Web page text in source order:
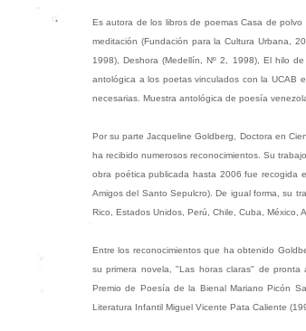
Es autora de los libros de poemas Casa de
meditación (Fundación para la Cultura Urbana,
1998), Deshora (Medellín, Nº 2, 1998), El hilo
antológica a los poetas vinculados con la UCAB
necesarias. Muestra antológica de poesía
Por su parte Jacqueline Goldberg, Doctora en
ha recibido numerosos reconocimientos. Su
obra poética publicada hasta 2006 fue recogida
Amigos del Santo Sepulcro). De igual forma, su
Rico, Estados Unidos, Perú, Chile, Cuba, México,
Entre los reconocimientos que ha obtenido
su primera novela, "Las horas claras" de
Premio de Poesía de la Bienal Mariano Picón
Literatura Infantil Miguel Vicente Pata Caliente